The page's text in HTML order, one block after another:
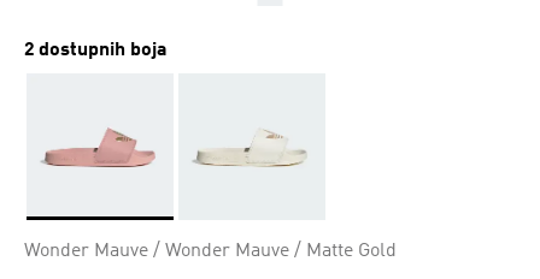
2 dostupnih boja
Wonder Mauve / Wonder Mauve / Matte Gold